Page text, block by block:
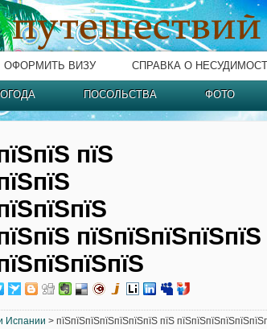
ОФОРМИТЬ ВИЗУ СПРАВКА О
ПОСОЛЬСТВА ФОТО
пїЅ
пїЅпїЅпїЅпїЅпїЅ
Испании > пїЅпїЅпїЅпїЅпїЅпїЅпїЅ пїЅ